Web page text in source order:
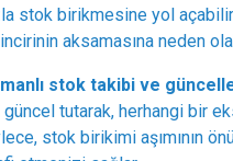
stok birikmesine yol
aksamasına neden
stok takibi ve
tutarak, herhangi bir
stok birikimi aşımının